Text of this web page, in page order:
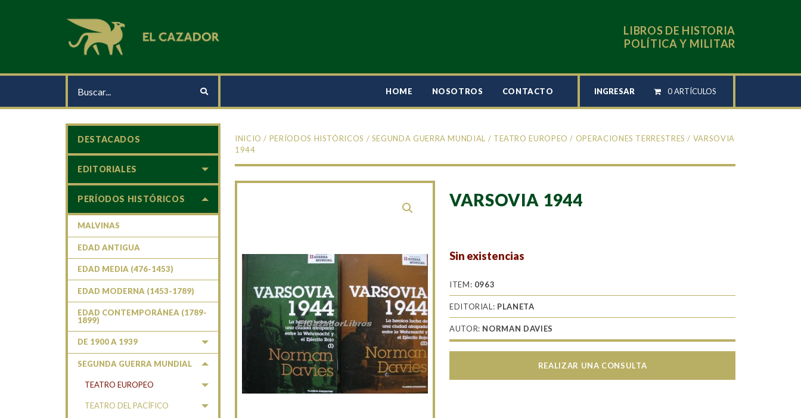
LIBROS DE HISTORIA
POLÍTICA Y MILITAR
HOME NOSOTROS CONTACTO INGRESAR 0 ARTÍCULOS
INICIO / PERÍODOS HISTÓRICOS / SEGUNDA GUERRA MUNDIAL / TEATRO EUROPEO / OPERACIONES TERRESTRES / VARSOVIA
1944
VARSOVIA 1944
Sin existencias
ITEM: 0963
EDITORIAL: PLANETA
AUTOR: NORMAN DAVIES
REALIZAR UNA CONSULTA
DESTACADOS
EDITORIALES
PERÍODOS HISTÓRICOS
MALVINAS
EDAD ANTIGUA
EDAD MEDIA (476-1453)
EDAD MODERNA (1453-1789)
EDAD CONTEMPORÁNEA (1789-
1899)
DE 1900 A 1939
SEGUNDA GUERRA MUNDIAL
TEATRO EUROPEO
TEATRO DEL PACÍFICO